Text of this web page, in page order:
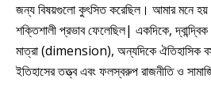
জন্য বিষয়গুলো কুৎসিত করেছিল। আমার মনে
শক্তিশালী প্রভাব ফেলেছিল| একদিকে, দ্বান্দ্বিক
মাত্রা (dimension), অন্যদিকে ঐতিহাসিক
ইতিহাসের তত্ত্ব এবং ফলস্বরুপ রাজনীতি ও